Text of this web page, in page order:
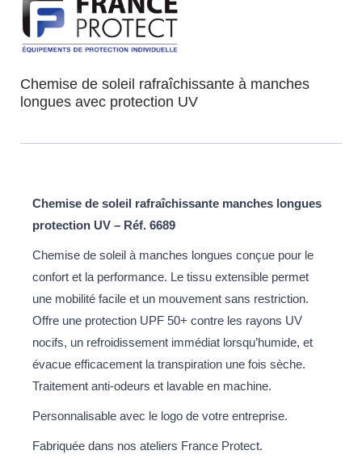
Chemise de soleil rafraîchissante à manches
longues avec protection UV
Chemise de soleil rafraîchissante manches longues
protection UV – Réf. 6689
Chemise de soleil à manches longues conçue pour le
confort et la performance. Le tissu extensible permet
une mobilité facile et un mouvement sans restriction.
Offre une protection UPF 50+ contre les rayons UV
nocifs, un refroidissement immédiat lorsqu’humide, et
évacue efficacement la transpiration une fois sèche.
Traitement anti-odeurs et lavable en machine.
Personnalisable avec le logo de votre entreprise.
Fabriquée dans nos ateliers France Protect.